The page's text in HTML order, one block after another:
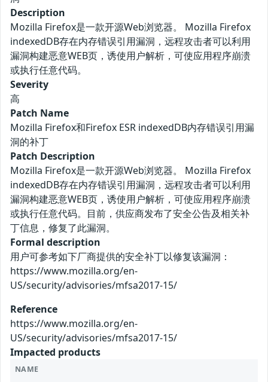
Description
Mozilla Firefox是一款开源Web浏览器。 Mozilla Firefox
indexedDB存在内存错误引用漏洞，远程攻击者可以利用
漏洞构建恶意WEB页，诱使用户解析，可使应用程序崩溃
或执行任意代码。
Severity
高
Patch Name
Mozilla Firefox和Firefox ESR indexedDB内存错误引用漏
洞的补丁
Patch Description
Mozilla Firefox是一款开源Web浏览器。 Mozilla Firefox
indexedDB存在内存错误引用漏洞，远程攻击者可以利用
漏洞构建恶意WEB页，诱使用户解析，可使应用程序崩溃
或执行任意代码。目前，供应商发布了安全公告及相关补
丁信息，修复了此漏洞。
Formal description
用户可参考如下厂商提供的安全补丁以修复该漏洞：
https://www.mozilla.org/en-
US/security/advisories/mfsa2017-15/
Reference
https://www.mozilla.org/en-
US/security/advisories/mfsa2017-15/
Impacted products
NAME